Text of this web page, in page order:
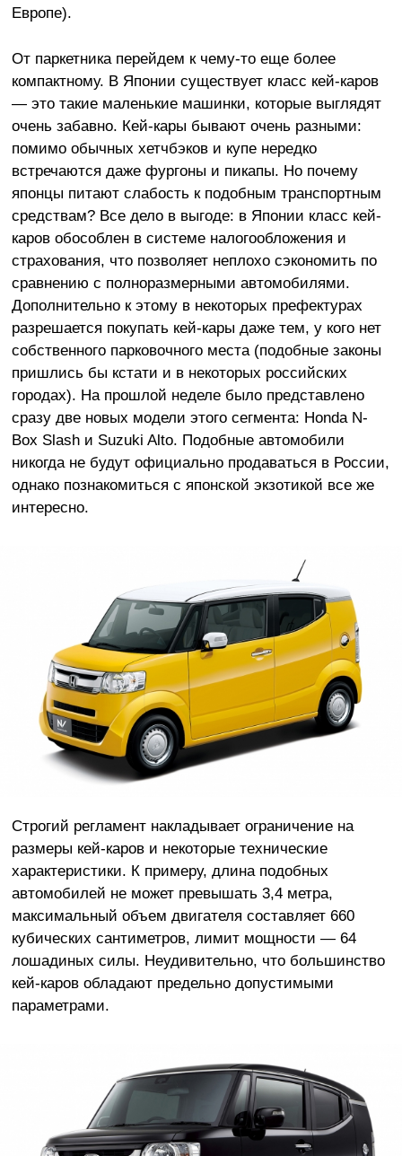
Европе).
От паркетника перейдем к чему-то еще более
компактному. В Японии существует класс кей-каров
— это такие маленькие машинки, которые выглядят
очень забавно. Кей-кары бывают очень разными:
помимо обычных хетчбэков и купе нередко
встречаются даже фургоны и пикапы. Но почему
японцы питают слабость к подобным транспортным
средствам? Все дело в выгоде: в Японии класс кей-
каров обособлен в системе налогообложения и
страхования, что позволяет неплохо сэкономить по
сравнению с полноразмерными автомобилями.
Дополнительно к этому в некоторых префектурах
разрешается покупать кей-кары даже тем, у кого нет
собственного парковочного места (подобные законы
пришлись бы кстати и в некоторых российских
городах). На прошлой неделе было представлено
сразу две новых модели этого сегмента: Honda N-
Box Slash и Suzuki Alto. Подобные автомобили
никогда не будут официально продаваться в России,
однако познакомиться с японской экзотикой все же
интересно.
Строгий регламент накладывает ограничение на
размеры кей-каров и некоторые технические
характеристики. К примеру, длина подобных
автомобилей не может превышать 3,4 метра,
максимальный объем двигателя составляет 660
кубических сантиметров, лимит мощности — 64
лошадиных силы. Неудивительно, что большинство
кей-каров обладают предельно допустимыми
параметрами.